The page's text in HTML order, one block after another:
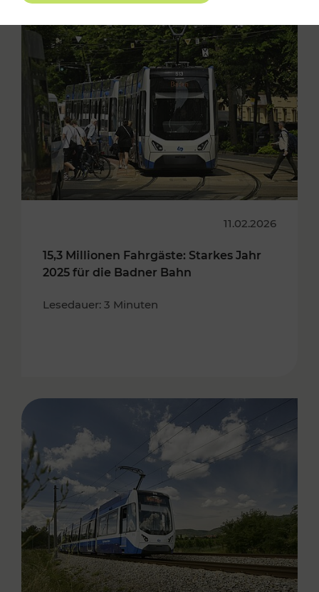
11.02.2026
15,3 Millionen Fahrgäste: Starkes Jahr
2025 für die Badner Bahn
Lesedauer: 3 Minuten